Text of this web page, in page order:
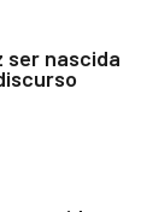
ser nascida